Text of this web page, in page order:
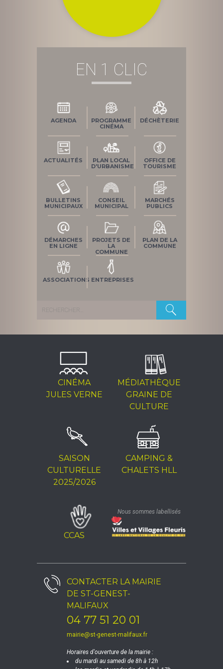
EN 1 CLIC
AGENDA
PROGRAMME
CINÉMA
DÉCHÈTERIE
ACTUALITÉS
PLAN LOCAL
D'URBANISME
OFFICE DE
TOURISME
BULLETINS
MUNICIPAUX
CONSEIL
MUNICIPAL
MARCHÉS
PUBLICS
DÉMARCHES
EN LIGNE
PROJETS DE
LA
COMMUNE
PLAN DE LA
COMMUNE
ASSOCIATIONS ENTREPRISES
Rechercher :
CINÉMA
JULES VERNE
MÉDIATHÈQUE
GRAINE DE
CULTURE
SAISON
CULTURELLE
2025/2026
CAMPING &
CHALETS HLL
CCAS
Nous sommes labellisés
CONTACTER LA MAIRIE
DE ST-GENEST-
MALIFAUX
04 77 51 20 01
mairie@st-genest-malifaux.fr
Horaires d'ouverture de la mairie :
du mardi au samedi de 8h à 12h